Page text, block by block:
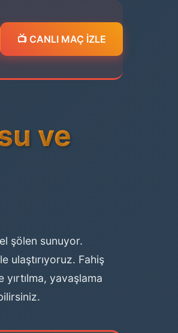
📺 CANLI MAÇ İZLE
ve
şölen sunuyor.
ulaştırıyoruz. Fahiş
yavaşlama